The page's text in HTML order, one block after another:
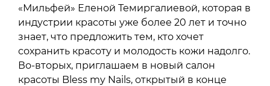
«Мильфей» Еленой Темиргалиевой, которая в
индустрии красоты уже более 20 лет и точно
знает, что предложить тем, кто хочет
сохранить красоту и молодость кожи надолго.
Во-вторых, приглашаем в новый салон
красоты Bless my Nails, открытый в конце